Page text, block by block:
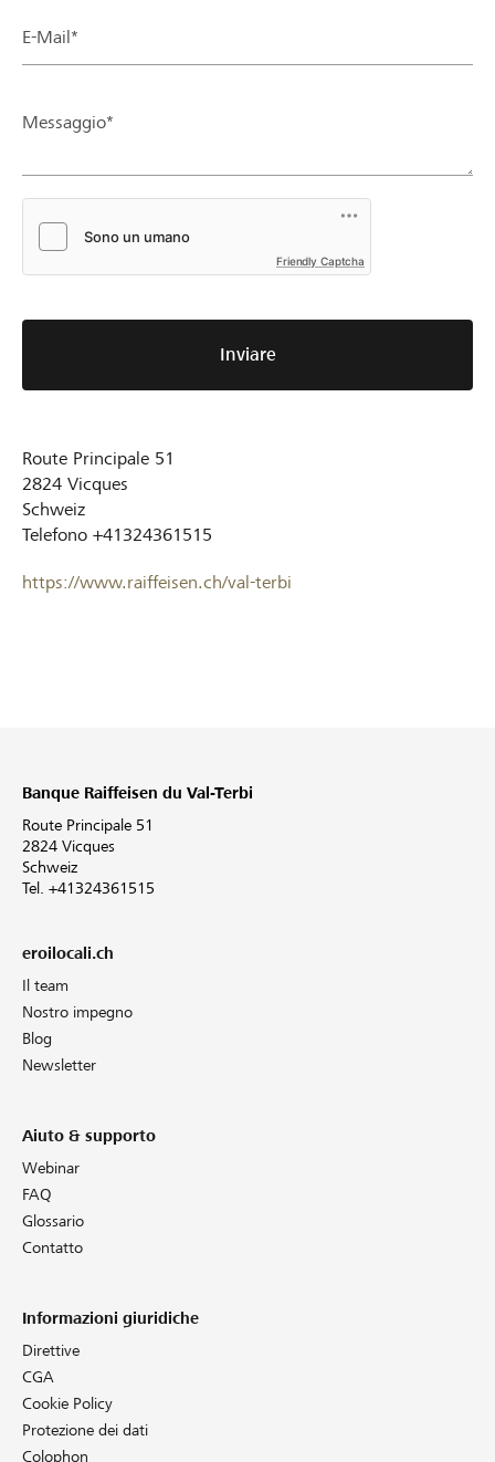
E-Mail*
Messaggio*
Friendly Captcha
Inviare
Route Principale 51
2824 Vicques
Schweiz
Telefono +41324361515
https://www.raiffeisen.ch/val-terbi
Banque Raiffeisen du Val-Terbi
Route Principale 51
2824 Vicques
Schweiz
Tel. +41324361515
eroilocali.ch
Il team
Nostro impegno
Blog
Newsletter
Aiuto & supporto
Webinar
FAQ
Glossario
Contatto
Informazioni giuridiche
Direttive
CGA
Cookie Policy
Protezione dei dati
Colophon